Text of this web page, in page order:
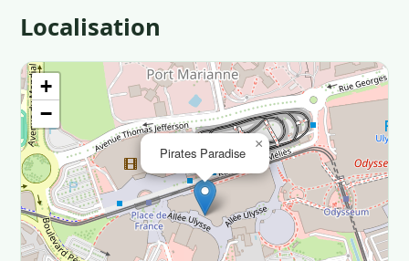
Localisation
Pirates Paradise
×
+
−